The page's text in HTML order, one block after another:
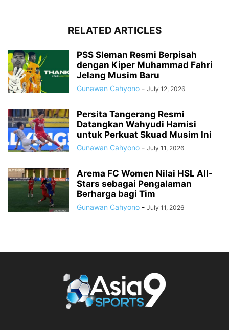
RELATED ARTICLES
PSS Sleman Resmi Berpisah
dengan Kiper Muhammad Fahri
Jelang Musim Baru
Gunawan Cahyono - July 12, 2026
Persita Tangerang Resmi
Datangkan Wahyudi Hamisi
untuk Perkuat Skuad Musim Ini
Gunawan Cahyono - July 11, 2026
Arema FC Women Nilai HSL All-
Stars sebagai Pengalaman
Berharga bagi Tim
Gunawan Cahyono - July 11, 2026